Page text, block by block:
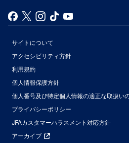
サイトについて
アクセシビリティ方針
利用規約
個人情報保護方針
個人番号及び特定個人情報の適正な取扱い
プライバシーポリシー
JFAカスタマーハラスメント対応方針
アーカイブ